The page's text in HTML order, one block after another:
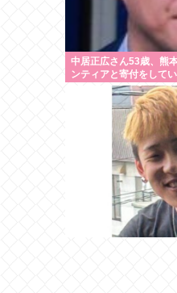
中居正広さん53歳、熊
ンティアと寄付をして